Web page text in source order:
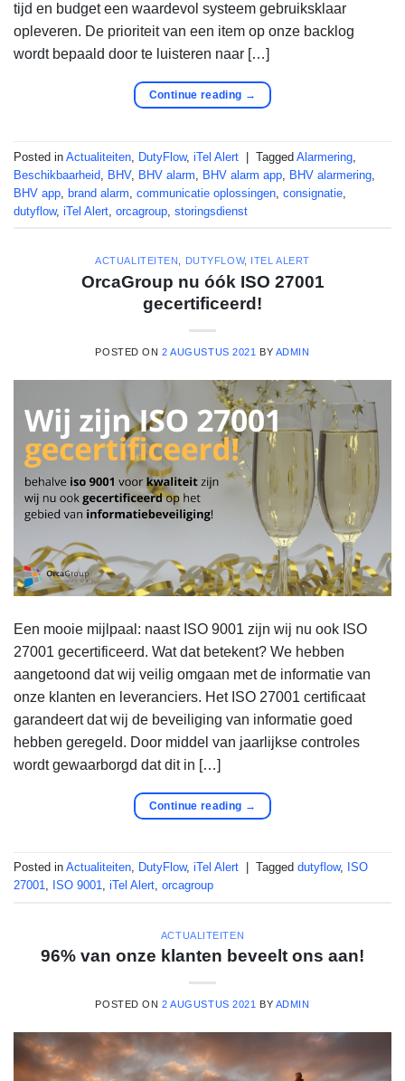
tijd en budget een waardevol systeem gebruiksklaar
opleveren. De prioriteit van een item op onze backlog
wordt bepaald door te luisteren naar […]
Continue reading →
Posted in Actualiteiten DutyFlow, iTel Alert | Tagged Alarmering
Beschikbaarheid BHV, BHV alarm BHV alarm app BHV alarmering
BHV app brand alarm communicatie oplossingen consignatie
dutyflow, iTel Alert orcagroup storingsdienst
ACTUALITEITEN DUTYFLOW, ITEL ALERT
OrcaGroup nu óók ISO 27001
gecertificeerd!
POSTED ON2 AUGUSTUS 2021 BY ADMIN
Een mooie mijlpaal: naast ISO 9001 zijn wij nu ook ISO
27001 gecertificeerd. Wat dat betekent? We hebben
aangetoond dat wij veilig omgaan met de informatie van
onze klanten en leveranciers. Het ISO 27001 certificaat
garandeert dat wij de beveiliging van informatie goed
hebben geregeld. Door middel van jaarlijkse controles
wordt gewaarborgd dat dit in […]
Continue reading →
Posted in Actualiteiten, DutyFlow, iTel Alert Tagged dutyflow, ISO
27001, ISO 9001, iTel Alert, orcagroup
ACTUALITEITEN
96% van onze klanten beveelt ons aan!
POSTED ON2 AUGUSTUS 2021 BY ADMIN